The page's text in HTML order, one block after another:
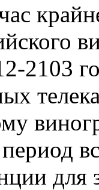
2103